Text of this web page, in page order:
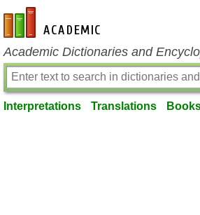
en-academic.com
Academic Dictionaries and
Interpretations Translations